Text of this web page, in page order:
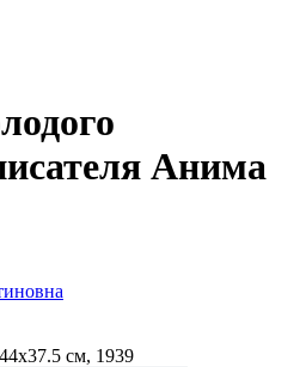
Анима
см, 1939